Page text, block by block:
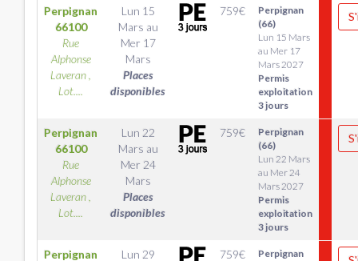
Perpignan
66100
Rue
Alphonse
Laveran ,
Lot....
Lun 15
Mars au
Mer 17
Mars
Places
disponibles
759€
Perpignan
(66)
Lun 15 Mars
au Mer 17
Mars 2027
Permis
exploitation
3 jours
Perpignan
66100
Rue
Alphonse
Laveran ,
Lot....
Lun 22
Mars au
Mer 24
Mars
Places
disponibles
759€
Perpignan
(66)
Lun 22 Mars
au Mer 24
Mars 2027
Permis
exploitation
3 jours
Perpignan Lun 29 759€ Perpignan